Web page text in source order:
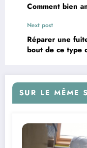
Comment bien
Next post
Réparer une
bout de ce type
SUR LE MÊME